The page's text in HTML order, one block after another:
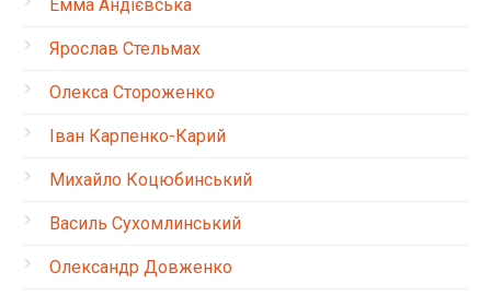
Емма Андієвська
Ярослав Стельмах
Олекса Стороженко
Іван Карпенко-Карий
Михайло Коцюбинський
Василь Сухомлинський
Олександр Довженко